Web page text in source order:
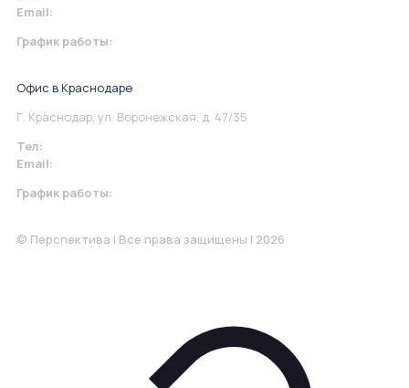
Email:
График работы:
Офис в Краснодаре
Г. Краснодар, ул. Воронежская, д. 47/35
Тел:
Email:
График работы:
© Перспектива | Все права защищены | 2026